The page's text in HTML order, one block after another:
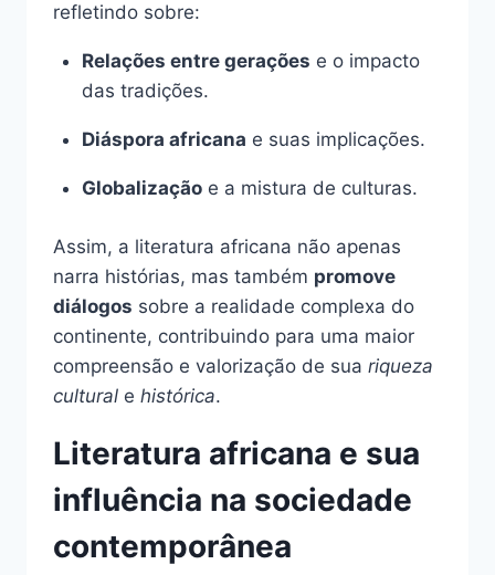
refletindo sobre:
Relações entre gerações e o impacto
das tradições.
Diáspora africana e suas implicações.
Globalizaçãoe a mistura de culturas.
Assim, a literatura africana não apenas
narra histórias, mas também promove
diálogos sobre a realidade complexa do
continente, contribuindo para uma maior
compreensão e valorização de sua riqueza
cultural e histórica.
Literatura africana e sua
influência na sociedade
contemporânea